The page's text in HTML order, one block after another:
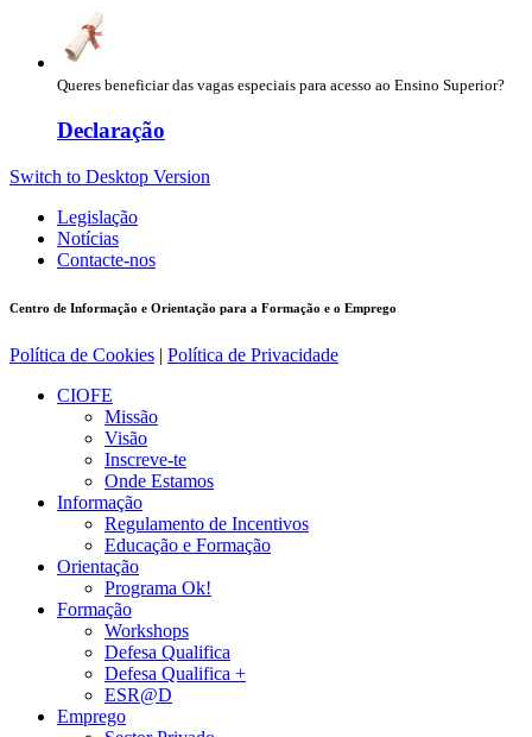
Queres beneficiar das vagas especiais para acesso ao Ensino Superior?
Declaração
Switch to Desktop Version
Legislação
Notícias
Contacte-nos
Centro de Informação e Orientação para a Formação e o Emprego
Política de Cookies | Política de Privacidade
CIOFE
Missão
Visão
Inscreve-te
Onde Estamos
Informação
Regulamento de Incentivos
Educação e Formação
Orientação
Programa Ok!
Formação
Workshops
Defesa Qualifica
Defesa Qualifica +
ESR@D
Emprego